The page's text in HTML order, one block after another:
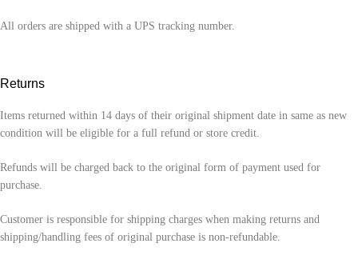
All orders are shipped with a UPS tracking number.
Returns
Items returned within 14 days of their original shipment date in same as new
condition will be eligible for a full refund or store credit.
Refunds will be charged back to the original form of payment used for
purchase.
Customer is responsible for shipping charges when making returns and
shipping/handling fees of original purchase is non-refundable.